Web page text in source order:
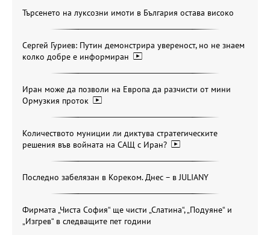
Търсенето на луксозни имоти в България остава високо
Сергей Гуриев: Путин демонстрира увереност, но не знаем
колко добре е информиран
Иран може да позволи на Европа да разчисти от мини
Ормузкия проток
Количеството муниции ли диктува стратегическите
решения във войната на САЩ с Иран?
Последно забелязан в Кореком. Днес – в JULIANY
Фирмата „Чиста София“ ще чисти „Слатина“, „Подуяне“ и
„Изгрев“ в следващите пет години